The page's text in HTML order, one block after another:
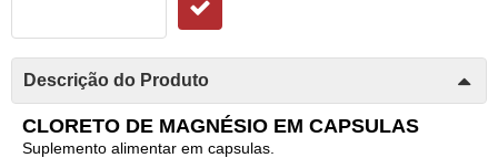
Descrição do Produto
CLORETO DE MAGNÉSIO EM CAPSULAS
Suplemento alimentar em capsulas.